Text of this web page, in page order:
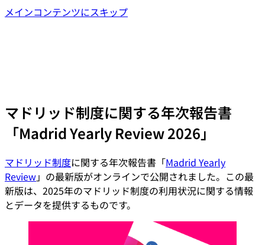
メインコンテンツにスキップ
マドリッド制度に関する年次報告書
「Madrid Yearly Review 2026」
マドリッド制度に関する年次報告書「Madrid Yearly
Review」の最新版がオンラインで公開されました。この最
新版は、2025年のマドリッド制度の利用状況に関する情報
とデータを提供するものです。